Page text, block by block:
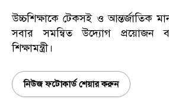
উচ্চশিক্ষাকে টেকসই ও আন্তর্জাতিক
সবার সমন্বিত উদ্যোগ প্রয়োজন
শিক্ষামন্ত্রী।
নিউজ ফটোকার্ড শেয়ার করুন